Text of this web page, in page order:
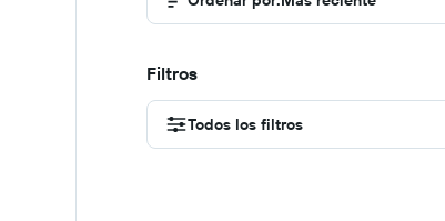
Filtros
Todos los filtros